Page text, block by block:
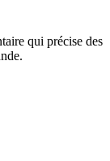
qui précise des